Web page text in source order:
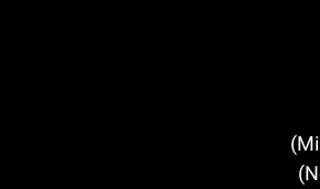
מסעדות מומלצות במידרס (Mieders)